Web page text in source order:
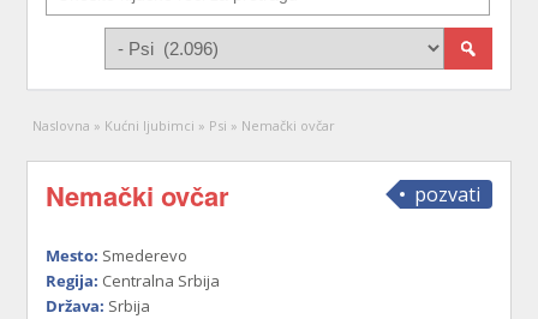
Naslovna » Kućni ljubimci » Psi » Nemački ovčar
pozvati
Nemački ovčar
Mesto: Smederevo
Regija: Centralna Srbija
Država: Srbija